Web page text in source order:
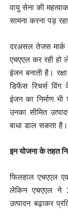
वायु सेना की
सामना करना पड़
दरअसल तेजस मार्क
एचएएल कर रही हो
इंजन बनाती है।
डिफेंस रिचर्स
इंजन का निर्माण
उनका सीमित
बाधा डाल सकता है।
इन योजना के तहत
फिलहाल एचएएल
लेकिन एचएएल ने
उत्पादन बढ़ाकर